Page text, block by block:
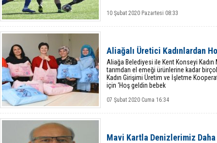
10 Şubat 2020 Pazartesi 08:33
Aliağalı Üretici Kadınlardan
Aliağa Belediyesi ile Kent Konseyi
tarımdan el emeği ürünlerine kadar
Kadın Girişimi Üretim ve İşletme
için ‘Hoş geldin bebek
07 Şubat 2020 Cuma 16:34
Mavi Kartla Denizlerimiz Daha